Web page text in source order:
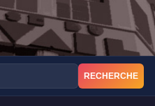
RECHERCHE